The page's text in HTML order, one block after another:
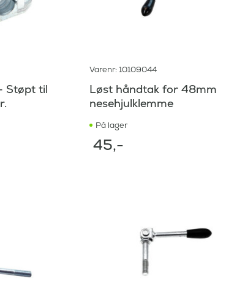
Støpt til
Varenr: 10109044
Løst håndtak for 48mm
nesehjulklemme
På lager
45,-